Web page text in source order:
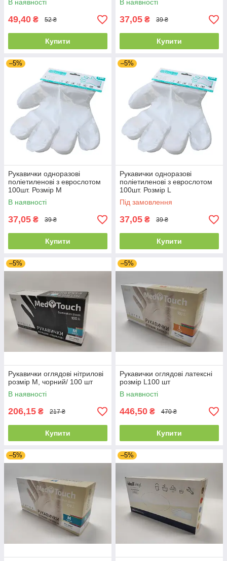
В наявності
49,40 ₴ 52 ₴
Купити
В наявності
37,05 ₴ 39 ₴
Купити
–5%
Рукавички одноразові
поліетиленові з еврослотом
100шт. Розмір M
В наявності
37,05 ₴ 39 ₴
Купити
–5%
Рукавички одноразові
поліетиленові з еврослотом
100шт. Розмір L
Під замовлення
37,05 ₴ 39 ₴
Купити
–5%
Рукавички оглядові нітрилові
розмір M, чорний/ 100 шт
В наявності
206,15 ₴ 217 ₴
Купити
–5%
Рукавички оглядові латексні
розмір L100 шт
В наявності
446,50 ₴ 470 ₴
Купити
–5% –5%